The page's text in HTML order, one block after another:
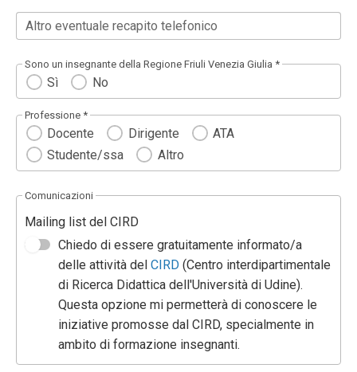
Altro eventuale recapito telefonico
Sono un insegnante della Regione Friuli Venezia Giulia *
Sì No
Professione *
Docente Dirigente
ATA
Studente/ssa
Altro
Comunicazioni
Mailing list del CIRD
Chiedo di essere gratuitamente informato/a
delle attività delCIRD (Centro interdipartimentale
di Ricerca Didattica dell'Università di Udine).
Questa opzione mi permetterà di conoscere le
iniziative promosse dal CIRD, specialmente in
ambito di formazione insegnanti.